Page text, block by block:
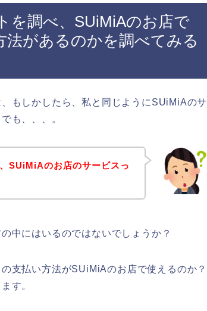
を調べ、SUiMiAのお店で
があるのかを調べてみる
もしかしたら、私と同じようにSUiMiAのサ
も、、、。
SUiMiAのお店のサービスっ
中にはいるのではないでしょうか？
支払い方法がSUiMiAのお店で使えるのか？
す。